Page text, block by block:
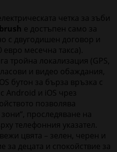
четка за зъби
е достъпен само за
с двугодишен договор и
евро месечна такса).
тройна локализация (GPS,
и видео обаждания,
бутон за бърза връзка с
Android и iOS чрез
позволява
проследяване на
телефонния указател.
цвята – зелен, черен и
за децата и спокойствие за